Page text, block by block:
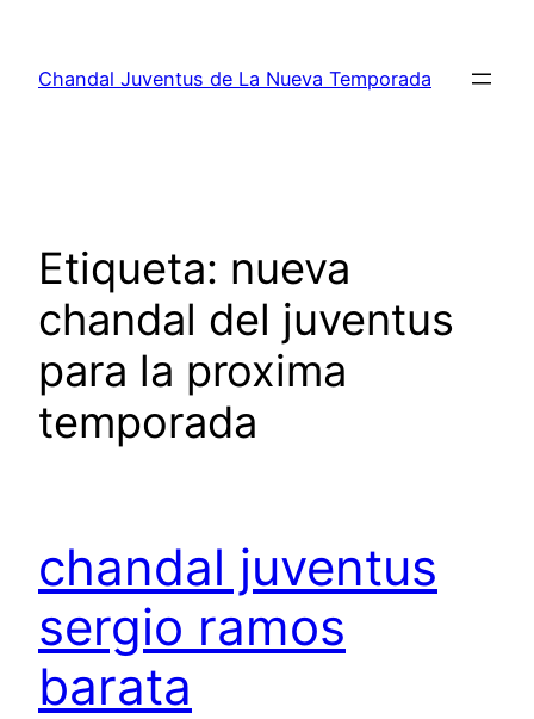
contenido
Chandal Juventus de La Nueva Temporada
Etiqueta: nueva
chandal del juventus
para la proxima
temporada
chandal juventus
sergio ramos
barata